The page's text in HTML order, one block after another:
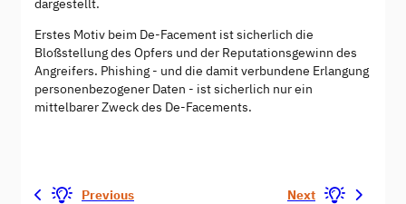
Erstes Motiv beim De-Facement ist sicherlich die
Bloßstellung des Opfers und der Reputationsgewinn des
Angreifers. Phishing - und die damit verbundene Erlangung
personenbezogener Daten - ist sicherlich nur ein
mittelbarer Zweck des De-Facements.
Previous Next